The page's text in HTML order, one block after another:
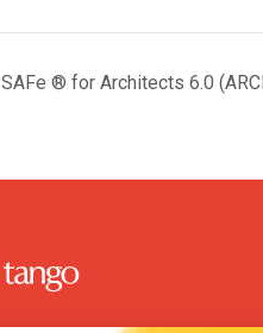
SAFe ® for Architects 6.0